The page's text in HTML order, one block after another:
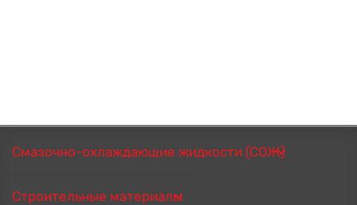
Смазочно-охлаждающие жидкости (СОЖ)
Строительные материалы